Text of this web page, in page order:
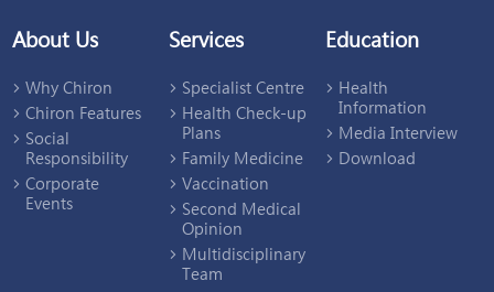
About Us
Why Chiron
Chiron Features
Social
Responsibility
Corporate
Events
Services
Specialist Centre
Health Check-up
Plans
Family Medicine
Vaccination
Second Medical
Opinion
Multidisciplinary
Team
Education
Health
Information
Media Interview
Download